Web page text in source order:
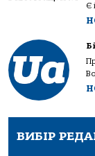
Є
ВИБІР